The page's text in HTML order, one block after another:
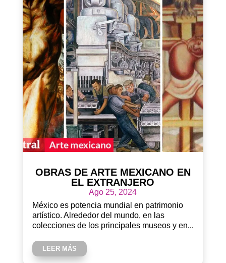
OBRAS DE ARTE MEXICANO EN
EL EXTRANJERO
Ago 25, 2024
México es potencia mundial en patrimonio
artístico. Alrededor del mundo, en las
colecciones de los principales museos y en...
LEER MÁS